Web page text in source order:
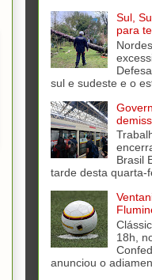
Sul,
para
sul e sudeste e o
Brasil
tarde desta quarta-
18h,
anunciou o